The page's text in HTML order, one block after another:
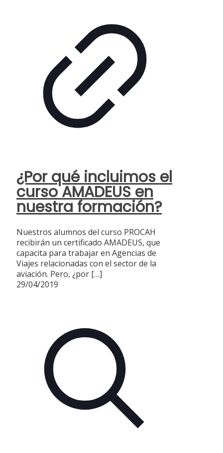
¿Por qué incluimos el
curso AMADEUS en
nuestra formación?
Nuestros alumnos del curso PROCAH
recibirán un certificado AMADEUS, que
capacita para trabajar en Agencias de
Viajes relacionadas con el sector de la
aviación. Pero, ¿por […]
29/04/2019